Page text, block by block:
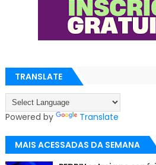
TRANSLATE
Powered by Translate
MAIS ACESSADAS DA SEMANA